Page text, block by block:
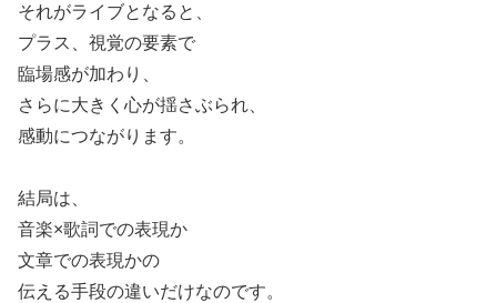
それがライブとなると、
プラス、視覚の要素で
臨場感が加わり、
さらに大きく心が揺さぶられ、
感動につながります。
結局は、
音楽×歌詞での表現か
文章での表現かの
伝える手段の違いだけなのです。